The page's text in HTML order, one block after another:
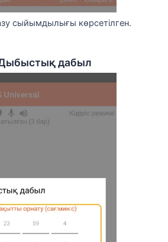
сыйымдылығы көрсетілген.
дабыл